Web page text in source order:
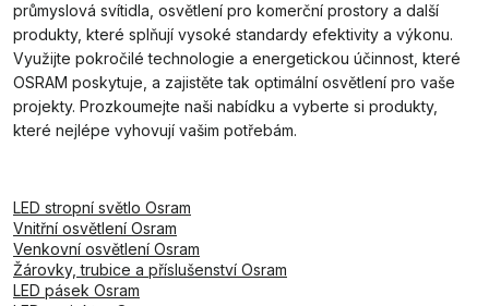
průmyslová svítidla, osvětlení pro komerční prostory a další
produkty, které splňují vysoké standardy efektivity a výkonu.
Využijte pokročilé technologie a energetickou účinnost, které
OSRAM poskytuje, a zajistěte tak optimální osvětlení pro vaše
projekty. Prozkoumejte naši nabídku a vyberte si produkty,
které nejlépe vyhovují vašim potřebám.
LED stropní světlo Osram
Vnitřní osvětlení Osram
Venkovní osvětlení Osram
Žárovky, trubice a příslušenství Osram
LED pásek Osram